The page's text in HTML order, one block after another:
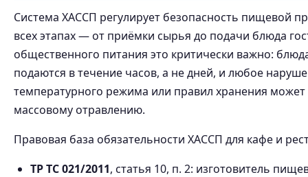
Система ХАССП регулирует безопасность пищевой
всех этапах — от приёмки сырья до подачи блюда
общественного питания это критически важно:
подаются в течение часов, а не дней, и любое
температурного режима или правил хранения может
массовому отравлению.
Правовая база обязательности ХАССП для кафе и
ТР ТС 021/2011, статья 10, п. 2: изготовитель